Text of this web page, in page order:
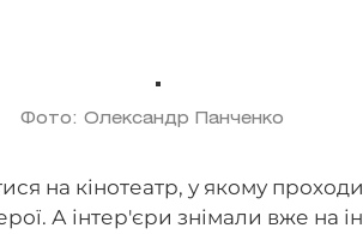
Фото: Олександр Панченко
на кінотеатр, у якому
А інтер'єри знімали вже на